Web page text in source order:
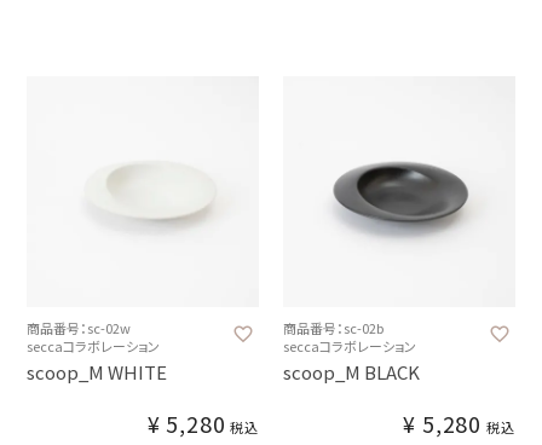
商品番号：sc-02w
seccaコラボレーション
scoop_M WHITE
¥ 5,280 税込
商品番号：sc-02b
seccaコラボレーション
scoop_M BLACK
¥ 5,280 税込